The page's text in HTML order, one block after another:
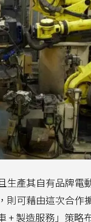
生產其自有品牌電
則可藉由這次合作
+ 製造服務」策略